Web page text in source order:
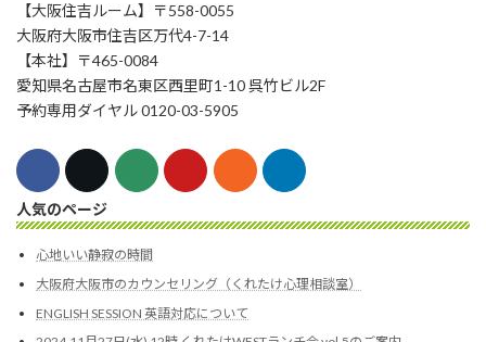
【大阪住吉ルーム】〒558-0055
大阪府大阪市住吉区万代4-7-14
【本社】〒465-0084
愛知県名古屋市名東区西里町1-10 呉竹ビル2F
予約専用ダイヤル 0120-03-5905
人気のページ
心地いい静寂の時間
大阪府大阪市のカウンセリング（くれたけ心理相談室）
ENGLISH SESSION 英語対応について